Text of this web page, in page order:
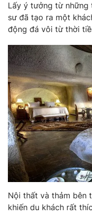
Học trực tuyến
Hitech Công nghệ
Sản phẩm
Thị trường
Tư vấn
Giao lưu trực tuyến
Lịch phát sóng
Chuyên mục khác
Emagazine
Photo
Video
VTV Money
Lấy ý tưởng từ những
sư đã tạo ra một
động đá vôi từ thời
Nội thất và thảm bên
khiến du khách rất